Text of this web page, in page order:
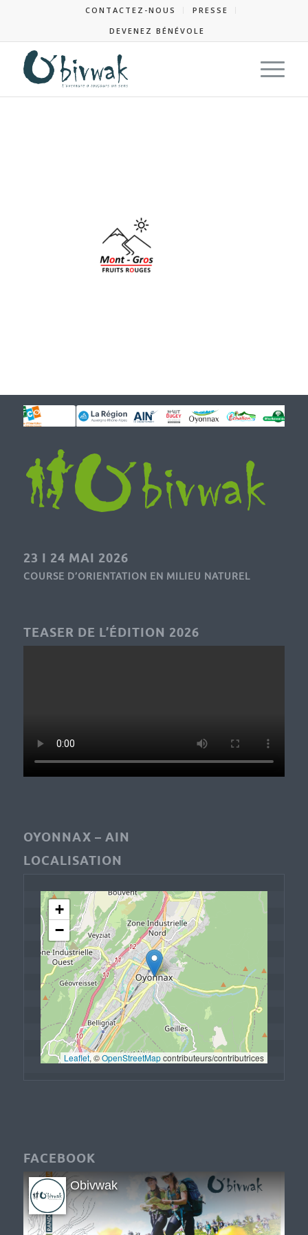
CONTACTEZ-NOUS
PRESSE
DEVENEZ BÉNÉVOLE
23 I 24 MAI 2026
COURSE D’ORIENTATION EN MILIEU NATUREL
TEASER DE L’ÉDITION 2026
OYONNAX – AIN
LOCALISATION
+
−
Leaflet, © OpenStreetMap contributeurs/contributrices
FACEBOOK
Obivwak